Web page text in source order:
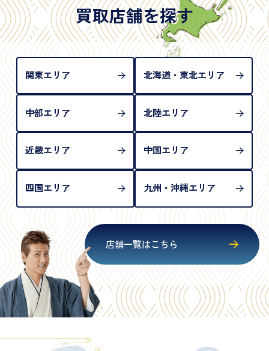
は「所持人記入欄（住所記載欄）」が存在しないた
め、単体では古物営業法上の本人確認書類として認
められない（住所確認ができないため）。補助書類
が必要となります
買取店舗を探す
関東エリア 北海道・東北エリア
中部エリア 北陸エリア
近畿エリア 中国エリア
四国エリア 九州・沖縄エリア
店舗一覧はこちら